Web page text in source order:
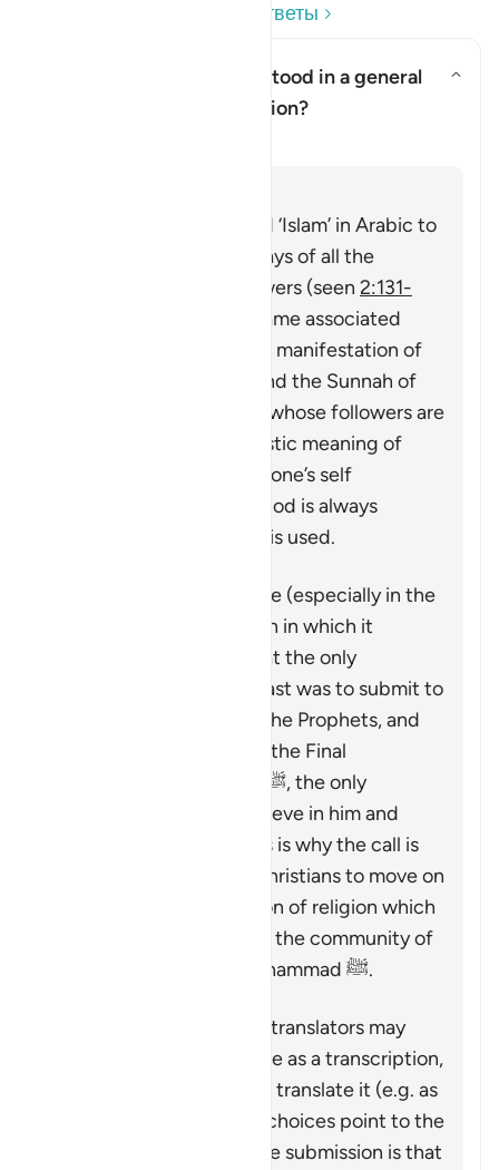
Прочитайте вопросы и ответы
Can ‘Islam’ here be understood in a general
sense of religious submission?Показать ответ Can ‘Islam’
The Quran uses the word ‘Islam’ in Arabic to
describe the religious ways of all the
Prophets and their followers (seen 2:131-
), then it became a name associated
particularly with the final manifestation of
guidance in the Quran and the Sunnah of
called Muslims. Its linguistic meaning of
‘submitting’ or ‘devoting one’s self
exclusively’ to the One God is always
present when this name is used.
That being said, this verse (especially in the
context of Surat Al ‘Imran in which it
appears) makes clear that the only
acceptable way in the past was to submit to
God as commanded by the Prophets, and
that after the coming of the Final
acceptable way is to believe in him and
follow his teachings. This is why the call is
made to the Jews and Christians to move on
from the distorted version of religion which
they were upon, and join the community of
followers of Prophet Muhammad ﷺ.
Therefore, though some translators may
prefer to write ‘Islam’ here as a transcription,
and others may prefer to translate it (e.g. as
‘submission’), these two choices point to the
same reality: the only true submission is that